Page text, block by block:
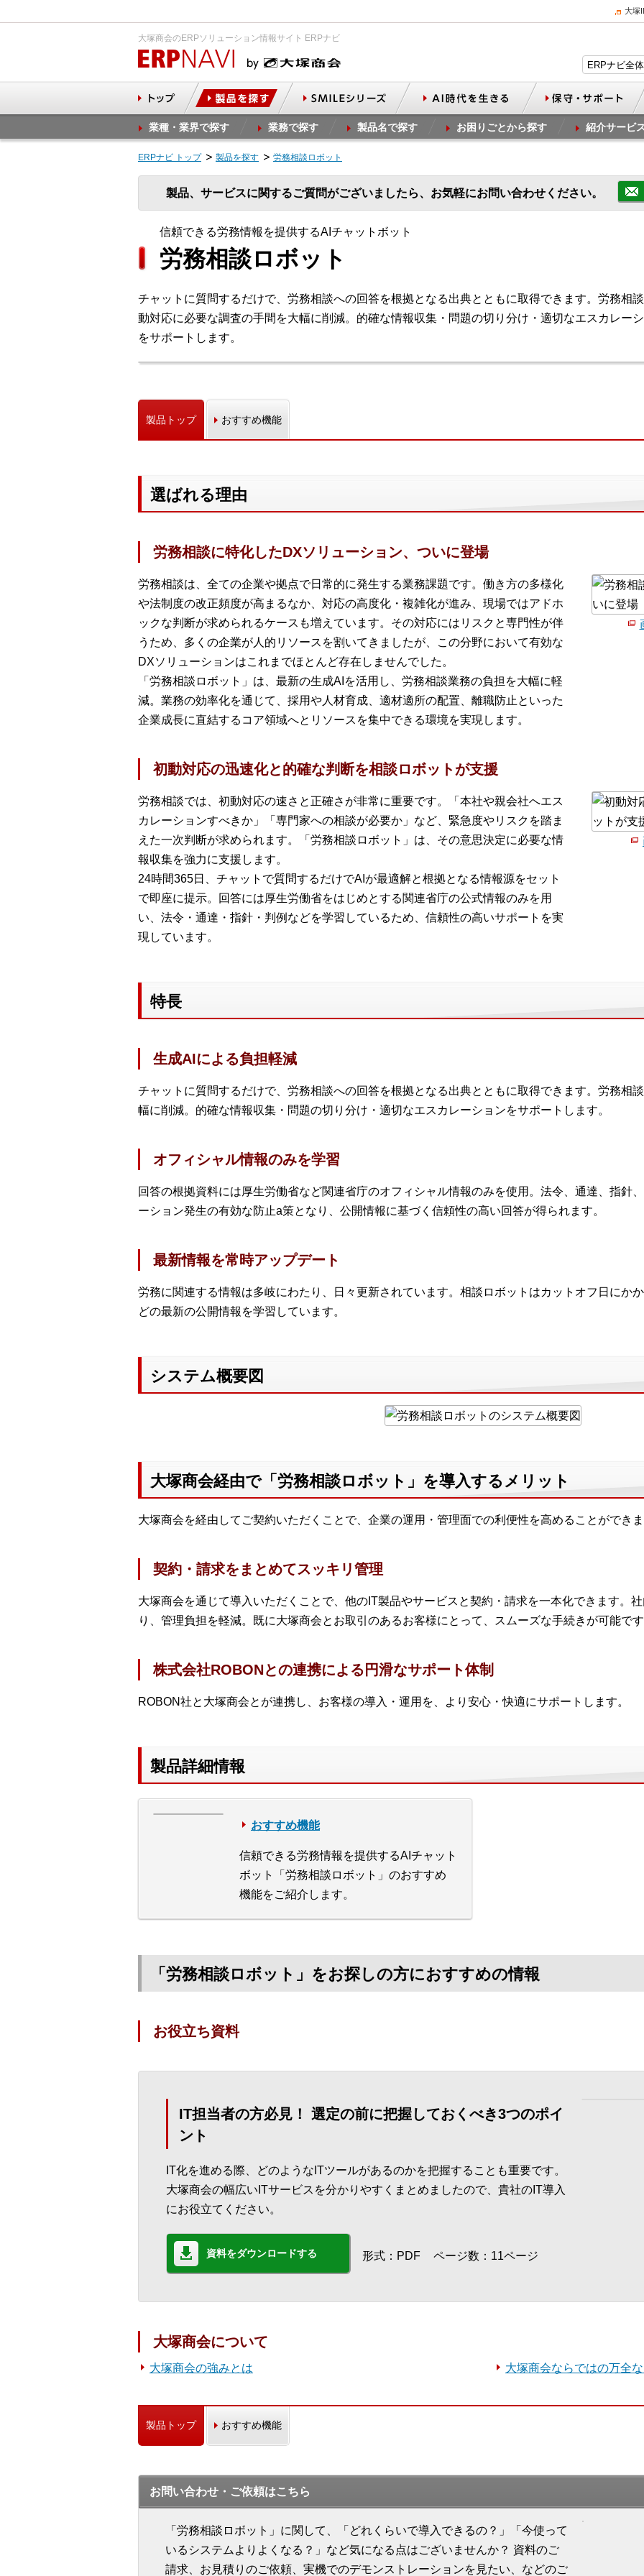
大塚
大塚商会のERPソリューション情報サイト ERPナビ
業種・業界で探す 業務で探す 製品名で探す お困りごとから探す 紹介サービ
ERPナビ トップ 製品を探す 労務相談ロボット
製品、サービスに関するご質問がございましたら、お気軽にお問い合わせください。
信頼できる労務情報を提供するAIチャットボット
労務相談ロボット
チャットに質問するだけで、労務相談への回答を根拠となる出典とともに取得できます。労務相
動対応に必要な調査の手間を大幅に削減。的確な情報収集・問題の切り分け・適切なエスカレー
をサポートします。
製品トップ おすすめ機能
選ばれる理由
労務相談に特化したDXソリューション、ついに登場
労務相談は、全ての企業や拠点で日常的に発生する業務課題です。働き方の多様化
や法制度の改正頻度が高まるなか、対応の高度化・複雑化が進み、現場ではアドホ
ックな判断が求められるケースも増えています。その対応にはリスクと専門性が伴
うため、多くの企業が人的リソースを割いてきましたが、この分野において有効な
DXソリューションはこれまでほとんど存在しませんでした。
「労務相談ロボット」は、最新の生成AIを活用し、労務相談業務の負担を大幅に軽
減。業務の効率化を通じて、採用や人材育成、適材適所の配置、離職防止といった
企業成長に直結するコア領域へとリソースを集中できる環境を実現します。
初動対応の迅速化と的確な判断を相談ロボットが支援
労務相談では、初動対応の速さと正確さが非常に重要です。「本社や親会社へエス
カレーションすべきか」「専門家への相談が必要か」など、緊急度やリスクを踏ま
えた一次判断が求められます。「労務相談ロボット」は、その意思決定に必要な情
報収集を強力に支援します。
24時間365日、チャットで質問するだけでAIが最適解と根拠となる情報源をセット
で即座に提示。回答には厚生労働省をはじめとする関連省庁の公式情報のみを用
い、法令・通達・指針・判例などを学習しているため、信頼性の高いサポートを実
現しています。
特長
生成AIによる負担軽減
チャットに質問するだけで、労務相談への回答を根拠となる出典とともに取得できます。労務相
幅に削減。的確な情報収集・問題の切り分け・適切なエスカレーションをサポートします。
オフィシャル情報のみを学習
回答の根拠資料には厚生労働省など関連省庁のオフィシャル情報のみを使用。法令、通達、指針
ーション発生の有効な防止a策となり、公開情報に基づく信頼性の高い回答が得られます。
最新情報を常時アップデート
労務に関連する情報は多岐にわたり、日々更新されています。相談ロボットはカットオフ日にか
どの最新の公開情報を学習しています。
システム概要図
大塚商会経由で「労務相談ロボット」を導入するメリット
大塚商会を経由してご契約いただくことで、企業の運用・管理面での利便性を高めることができ
契約・請求をまとめてスッキリ管理
大塚商会を通じて導入いただくことで、他のIT製品やサービスと契約・請求を一本化できます。
り、管理負担を軽減。既に大塚商会とお取引のあるお客様にとって、スムーズな手続きが可能で
株式会社ROBONとの連携による円滑なサポート体制
ROBON社と大塚商会とが連携し、お客様の導入・運用を、より安心・快適にサポートします。
製品詳細情報
おすすめ機能
信頼できる労務情報を提供するAIチャット
ボット「労務相談ロボット」のおすすめ
機能をご紹介します。
「労務相談ロボット」をお探しの方におすすめの情報
お役立ち資料
IT担当者の方必見！ 選定の前に把握しておくべき3つのポイ
ント
IT化を進める際、どのようなITツールがあるのかを把握することも重要です。
大塚商会の幅広いITサービスを分かりやすくまとめましたので、貴社のIT導入
にお役立てください。
資料をダウンロードする 形式：PDF ページ数：11ページ
大塚商会について
大塚商会の強みとは 大塚商会ならではの万全
製品トップ おすすめ機能
お問い合わせ・ご依頼はこちら
「労務相談ロボット」に関して、「どれくらいで導入できるの？」「今使って
いるシステムよりよくなる？」など気になる点はございませんか？ 資料のご
請求、お見積りのご依頼、実機でのデモンストレーションを見たい、などのご